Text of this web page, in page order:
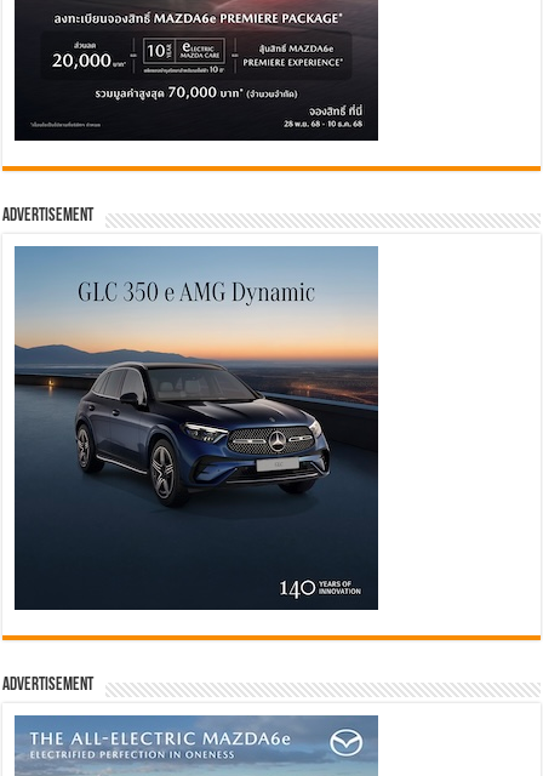
Advertisement
Advertisement